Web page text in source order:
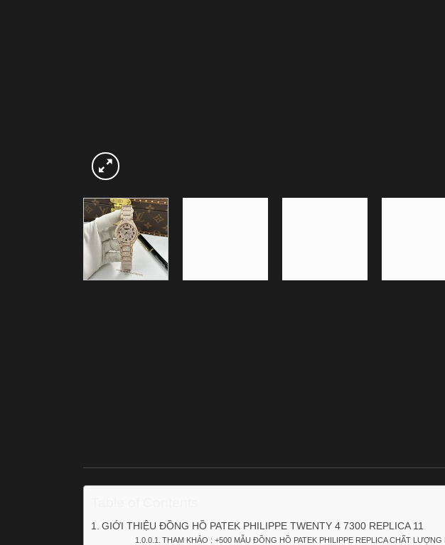
GIỚI THIỆU ĐỒNG HỒ PATEK PHILIPPE TWENTY 4 7300 REPLICA 11
THAM KHẢO : +500 MẪU ĐỒNG HỒ PATEK PHILIPPE REPLICA CHẤT